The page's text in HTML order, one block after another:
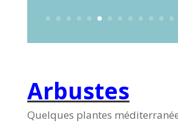
Arbustes
Quelques plantes